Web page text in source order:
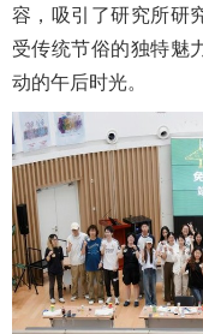
容，吸引了研究所研
受传统节俗的独特魅
动的午后时光。